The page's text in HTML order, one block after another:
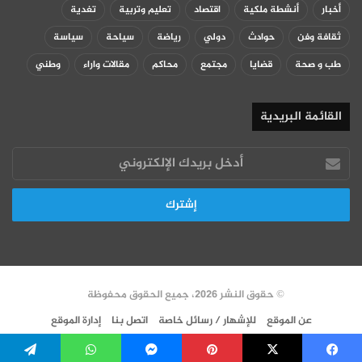
أخبار أنشطة ملكية اقتصاد تعليم وتربية
تغدية
ثقافة وفن
حوادث دولي رياضة سياحة
سياسة
طب و صحة
قضايا مجتمع محاكم مقالات واراء وطني
القائمة البريدية
أدخل
بريدك
الإلكتروني
© حقوق النشر 2026، جميع الحقوق محفوظة
عن الموقع
للإشهار / رسائل خاصة اتصل بنا
إدارة الموقع
سياسة الخصوصية
VERSION FR